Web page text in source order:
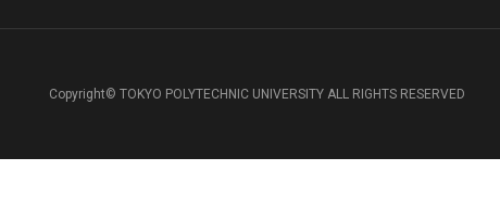
Copyright© TOKYO POLYTECHNIC UNIVERSITY ALL RIGHTS RESERVED